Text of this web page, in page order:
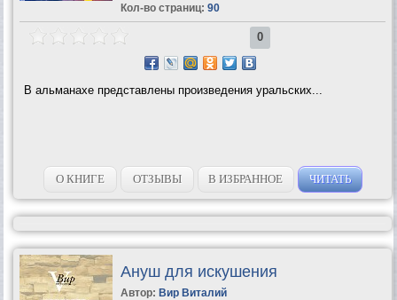
Кол-во страниц: 90
0
В альманахе представлены произведения уральских...
О КНИГЕ ОТЗЫВЫ В ИЗБРАННОЕ ЧИТАТЬ
Ануш для искушения
Автор: Вир Виталий